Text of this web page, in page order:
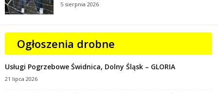
5 sierpnia 2026
Ogłoszenia drobne
Usługi Pogrzebowe Świdnica, Dolny Śląsk – GLORIA
21 lipca 2026